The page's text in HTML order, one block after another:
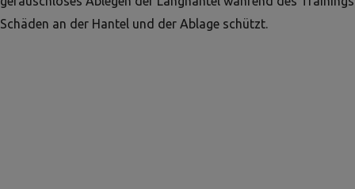
Schäden an der Hantel und der Ablage schützt.